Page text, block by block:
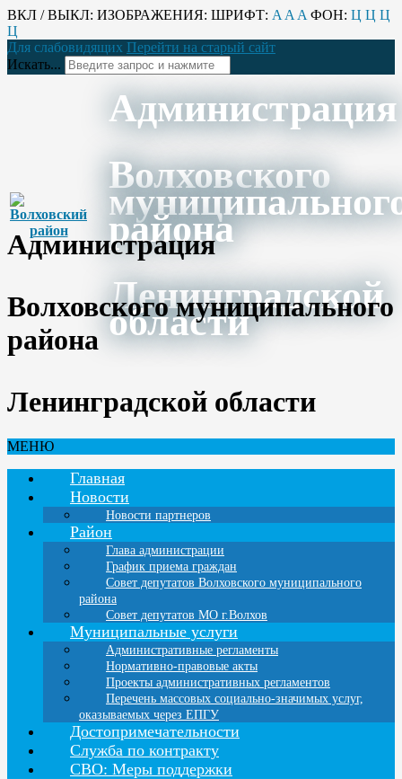
ВКЛ / ВЫКЛ: ИЗОБРАЖЕНИЯ: ШРИФТ: A A A ФОН: Ц Ц Ц
Ц
Для слабовидящих Перейти на старый сайт
Искать...
Администрация
Волховского
района
Ленинградской
области
Администрация
Волховского муниципального
района
Ленинградской области
МЕНЮ
Главная
Новости
Новости партнеров
Район
Глава администрации
График приема граждан
Совет депутатов Волховского муниципального
района
Совет депутатов МО г.Волхов
Муниципальные услуги
Административные регламенты
Нормативно-правовые акты
Проекты административных регламентов
Перечень массовых социально-значимых услуг,
оказываемых через ЕПГУ
Достопримечательности
Служба по контракту
СВО: Меры поддержки